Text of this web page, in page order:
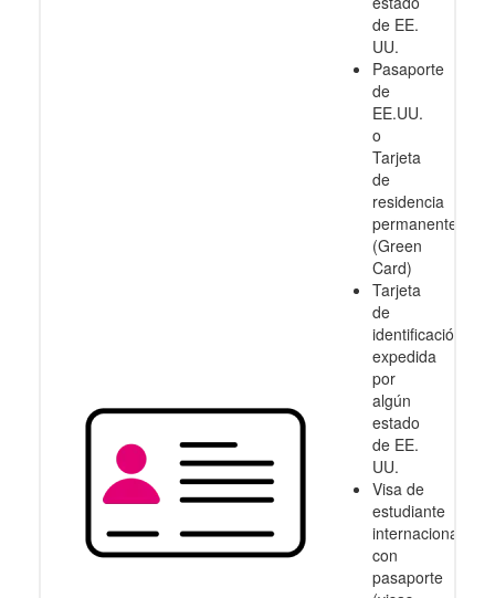
de EE.
UU.
Pasaporte
de
EE.UU.
o
Tarjeta
de
residencia
permanente
(Green
Card)
Tarjeta
de
identificación
expedida
por
algún
estado
de EE.
UU.
Visa de
estudiante
internacional
con
pasaporte